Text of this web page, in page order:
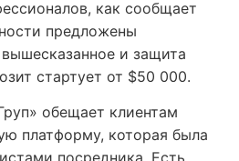
как сообщает
предложены
и защита
стартует от $50 000.
обещает клиентам
платформу, которая была
посредника. Есть